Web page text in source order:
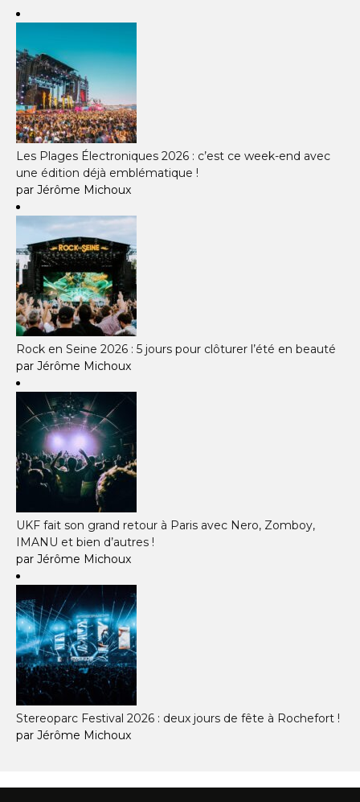
Les Plages Électroniques 2026 : c’est ce week-end avec
une édition déjà emblématique !
par Jérôme Michoux
Rock en Seine 2026 : 5 jours pour clôturer l’été en beauté
par Jérôme Michoux
UKF fait son grand retour à Paris avec Nero, Zomboy,
IMANU et bien d’autres !
par Jérôme Michoux
Stereoparc Festival 2026 : deux jours de fête à Rochefort !
par Jérôme Michoux